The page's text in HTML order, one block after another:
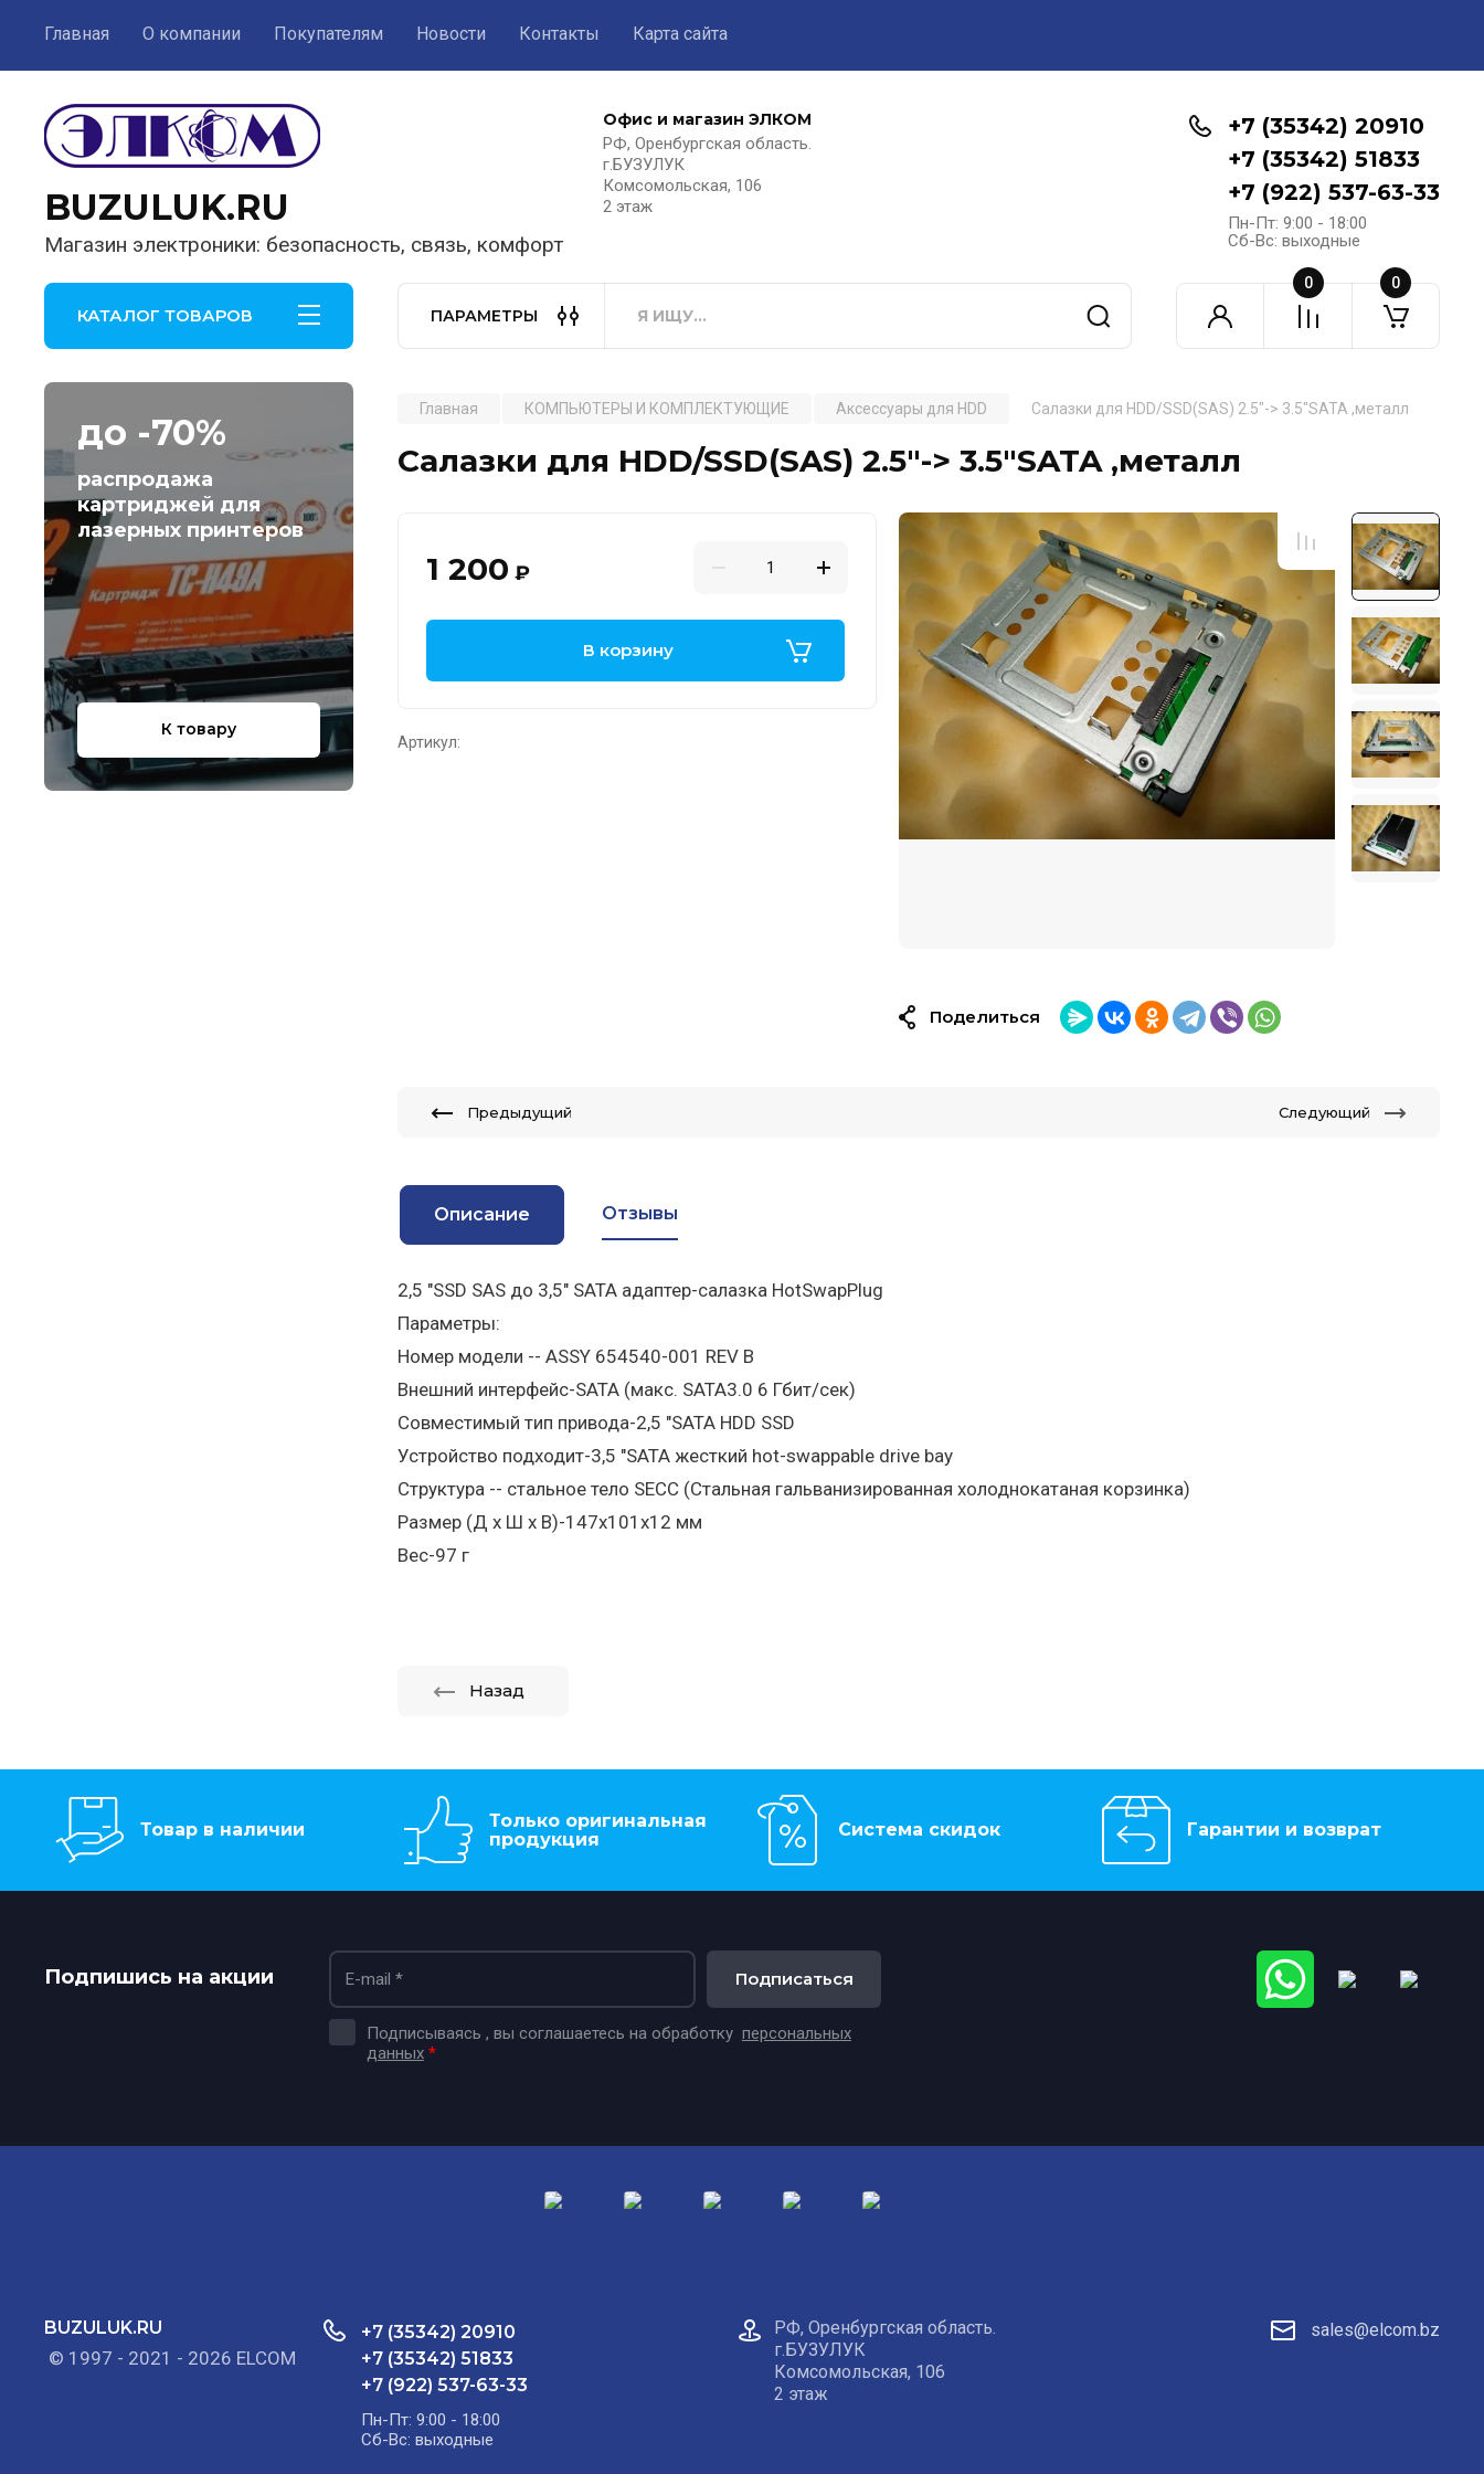
Главная О компании Покупателям Новости Контакты Карта сайта
BUZULUK.RU
Магазин электроники: безопасность, связь, комфорт
Офис и магазин ЭЛКОМ
РФ, Оренбургская область.
г.БУЗУЛУК
Комсомольская, 106
2 этаж
+7 (35342) 20910
+7 (35342) 51833
+7 (922) 537-63-33
Пн-Пт: 9:00 - 18:00
Сб-Вс: выходные
КАТАЛОГ ТОВАРОВ ПАРАМЕТРЫ
0 0
до -70%
распродажа
картриджей для
лазерных принтеров
К товару
Главная КОМПЬЮТЕРЫ И КОМПЛЕКТУЮЩИЕ Аксессуары для HDD Салазки для HDD/SSD(SAS) 2.5"-> 3.5"SATA ,металл
Салазки для HDD/SSD(SAS) 2.5"-> 3.5"SATA ,металл
1 200 ₽
В корзину
Артикул:
Поделиться
Предыдущий Следующий
Описание Отзывы
2,5 "SSD SAS до 3,5" SATA адаптер-салазка HotSwapPlug
Параметры:
Номер модели -- ASSY 654540-001 REV B
Внешний интерфейс-SATA (макс. SATA3.0 6 Гбит/сек)
Совместимый тип привода-2,5 "SATA HDD SSD
Устройство подходит-3,5 "SATA жесткий hot-swappable drive bay
Структура -- стальное тело SECC (Стальная гальванизированная холоднокатаная корзинка)
Размер (Д x Ш x В)-147x101x12 мм
Вес-97 г
Назад
Товар в наличии
Только оригинальная
продукция
Система скидок Гарантии и возврат
Подпишись на акции
Подписываясь , вы соглашаетесь на обработку персональных
данных *
Подписаться
BUZULUK.RU
© 1997 - 2021 - 2026 ELCOM
+7 (35342) 20910
+7 (35342) 51833
+7 (922) 537-63-33
Пн-Пт: 9:00 - 18:00
Сб-Вс: выходные
РФ, Оренбургская область.
г.БУЗУЛУК
Комсомольская, 106
2 этаж
sales@elcom.bz